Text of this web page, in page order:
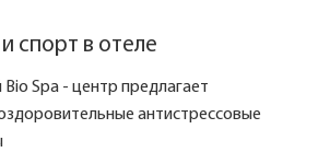
спорт в отеле
Spa - центр предлагает
антистрессовые